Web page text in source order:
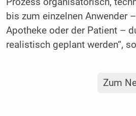
bis zum einzelnen Anwender
Apotheke oder der Patient –
realistisch geplant werden“,
Zum